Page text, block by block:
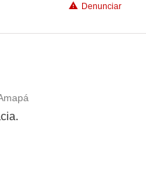
Denunciar